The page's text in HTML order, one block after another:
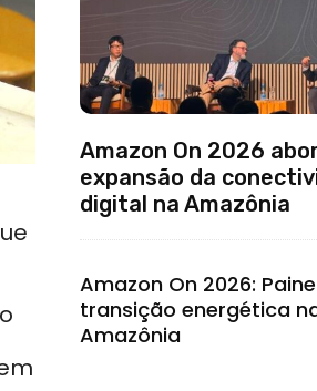
Amazon On 2026
expansão da
digital na Amazônia
Amazon On 2026:
transição energética
Amazônia